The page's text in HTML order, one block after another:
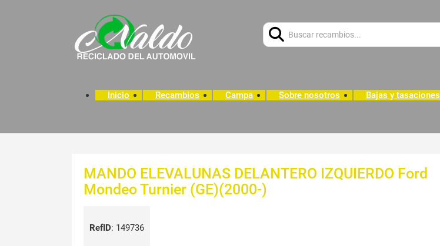
Inicio Recambios Campa Sobre nosotros Bajas y tasaciones
MANDO ELEVALUNAS DELANTERO IZQUIERDO Ford
Mondeo Turnier (GE)(2000-)
RefID: 149736